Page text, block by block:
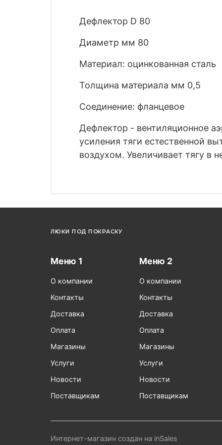
Дефлектор D 80
Диаметр мм 80
Материал: оцинкованная сталь
Толщина материала мм 0,5
Соединение: фланцевое
Дефлектор - вентиляционное
усиления тяги естественной
воздухом. Увеличивает тягу в
ЛЮКИ ПОД ПОКРАСКУ
Меню 1
О компании
Контакты
Доставка
Оплата
Магазины
Услуги
Новости
Поставщикам
Меню 2
О компании
Контакты
Доставка
Оплата
Магазины
Услуги
Новости
Поставщикам
Интернет-магазин создан на inSales